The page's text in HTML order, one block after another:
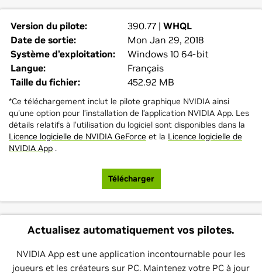
Version du pilote: 390.77 | WHQL
Date de sortie:
Mon Jan 29, 2018
Système d’exploitation:
Windows 10 64-bit
Langue:
Français
Taille du fichier:
452.92 MB
*Ce téléchargement inclut le pilote graphique NVIDIA ainsi
qu'une option pour l’installation de l’application NVIDIA App. Les
détails relatifs à l’utilisation du logiciel sont disponibles dans la
Licence logicielle de NVIDIA GeForce et la Licence logicielle de
NVIDIA App .
Télécharger
Actualisez automatiquement vos pilotes.
NVIDIA App est une application incontournable pour les
joueurs et les créateurs sur PC. Maintenez votre PC à jour